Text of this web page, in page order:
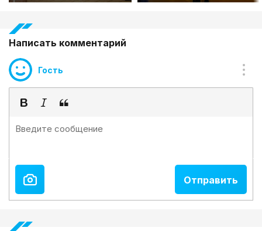
Написать комментарий
Гость